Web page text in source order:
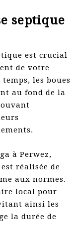
septique
est crucial
de votre
les boues
au fond de la
à Perwez,
réalisée de
aux normes.
local pour
ainsi les
la durée de